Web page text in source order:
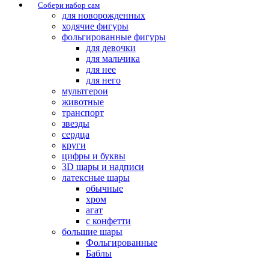
Собери набор сам
для новорожденных
ходячие фигуры
фольгированные фигуры
для девочки
для мальчика
для нее
для него
мультгерои
животные
транспорт
звезды
сердца
круги
цифры и буквы
3D шары и надписи
латексные шары
обычные
хром
агат
с конфетти
большие шары
Фольгированные
Баблы